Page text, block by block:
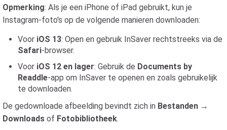
Opmerking: Als je een iPhone of iPad gebruikt, kun je
Instagram-foto's op de volgende manieren downloaden:
Voor iOS 13: Open en gebruik InSaver rechtstreeks via de
Safari-browser.
Voor iOS 12 en lager: Gebruik de Documents by
Readdle-app om InSaver te openen en zoals gebruikelijk
te downloaden.
De gedownloade afbeelding bevindt zich in Bestanden →
Downloads of Fotobibliotheek.